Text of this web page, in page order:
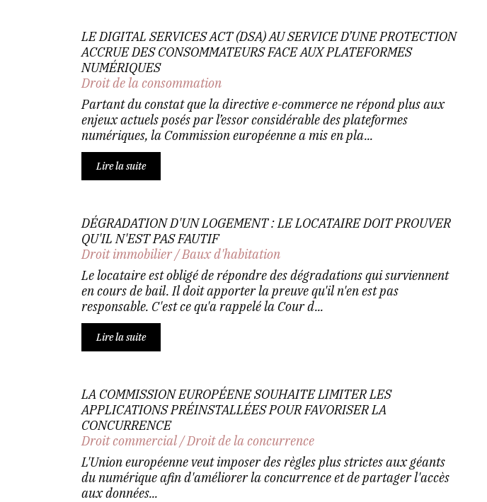
LE DIGITAL SERVICES ACT (DSA) AU SERVICE D’UNE PROTECTION
ACCRUE DES CONSOMMATEURS FACE AUX PLATEFORMES
NUMÉRIQUES
Droit de la consommation
Partant du constat que la directive e-commerce ne répond plus aux
enjeux actuels posés par l’essor considérable des plateformes
numériques, la Commission européenne a mis en pla...
Lire la suite
DÉGRADATION D'UN LOGEMENT : LE LOCATAIRE DOIT PROUVER
QU'IL N'EST PAS FAUTIF
Droit immobilier/Baux d'habitation
Le locataire est obligé de répondre des dégradations qui surviennent
en cours de bail. Il doit apporter la preuve qu'il n'en est pas
responsable. C'est ce qu'a rappelé la Cour d...
Lire la suite
LA COMMISSION EUROPÉENE SOUHAITE LIMITER LES
APPLICATIONS PRÉINSTALLÉES POUR FAVORISER LA
CONCURRENCE
Droit commercial/Droit de la concurrence
L'Union européenne veut imposer des règles plus strictes aux géants
du numérique afin d'améliorer la concurrence et de partager l'accès
aux données...